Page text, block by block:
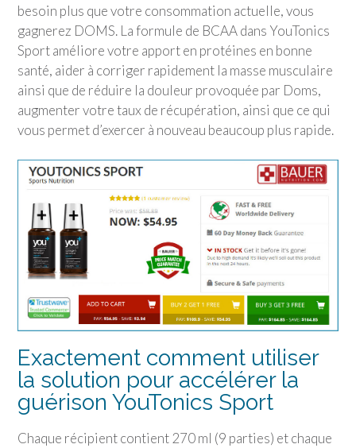
besoin plus que votre consommation actuelle, vous
gagnerez DOMS. La formule de BCAA dans YouTonics
Sport améliore votre apport en protéines en bonne
santé, aider à corriger rapidement la masse musculaire
ainsi que de réduire la douleur provoquée par Doms,
augmenter votre taux de récupération, ainsi que ce qui
vous permet d’exercer à nouveau beaucoup plus rapide.
Exactement comment utiliser
la solution pour accélérer la
guérison YouTonics Sport
Chaque récipient contient 270 ml (9 parties) et chaque